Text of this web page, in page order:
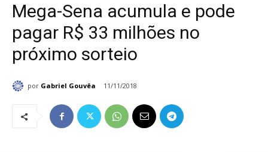
Mega-Sena acumula e pode
pagar R$ 33 milhões no
próximo sorteio
por Gabriel Gouvêa 11/11/2018